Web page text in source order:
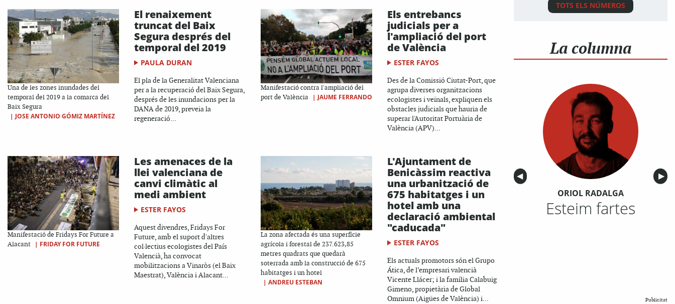
Una de les zones inundades del
temporal del 2019 a la comarca del
Baix Segura
| JOSE ANTONIO GÓMIZ MARTÍNEZ
El renaixement
truncat del Baix
Segura després del
temporal del 2019
PAULA DURAN
El pla de la Generalitat Valenciana
per a la recuperació del Baix Segura,
després de les inundacions per la
DANA de 2019, preveia la
regeneració...
Manifestació contra l'ampliació del
port de València
| JAUME FERRANDO
Els entrebancs
judicials per a
l'ampliació del port
de València
ESTER FAYOS
Des de la Comissió Ciutat-Port, que
agrupa diverses organitzacions
ecologistes i veïnals, expliquen els
obstacles judicials que hauria de
superar l'Autoritat Portuària de
València (APV)...
Manifestació de Fridays For Future a
Alacant
| FRIDAY FOR FUTURE
Les amenaces de la
llei valenciana de
canvi climàtic al
medi ambient
ESTER FAYOS
Aquest divendres, Fridays For
Future, amb el suport d'altres
col·lectius ecologistes del País
Valencià, ha convocat
mobilitzacions a Vinaròs (el Baix
Maestrat), València i Alacant...
La zona afectada és una superfície
agrícola i forestal de 237.623,85
metres quadrats que quedarà
soterrada amb la construcció de 675
habitatges i un hotel
| ANDREU ESTEBAN
L'Ajuntament de
Benicàssim reactiva
una urbanització de
675 habitatges i un
hotel amb una
declaració ambiental
"caducada"
ESTER FAYOS
Els actuals promotors són el Grupo
Ática, de l’empresari valencià
Vicente Llácer; i la família Calabuig
Gimeno, propietària de Global
Omnium (Aigües de València) i...
TOTS ELS NÚMEROS
La columna
Anterior
◀︎ ▶︎
ORIOL RADALGA
Esteim fartes
Publicitat